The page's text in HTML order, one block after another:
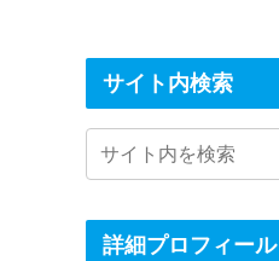
サイト内検索
詳細プロフィール